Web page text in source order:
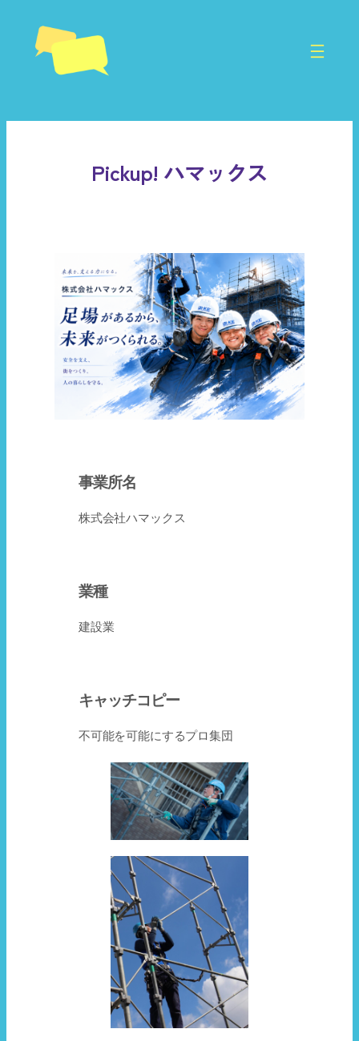
Pickup! ハマックス
事業所名
株式会社ハマックス
業種
建設業
キャッチコピー
不可能を可能にするプロ集団